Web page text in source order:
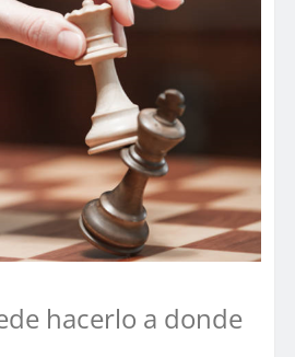
hacerlo a donde